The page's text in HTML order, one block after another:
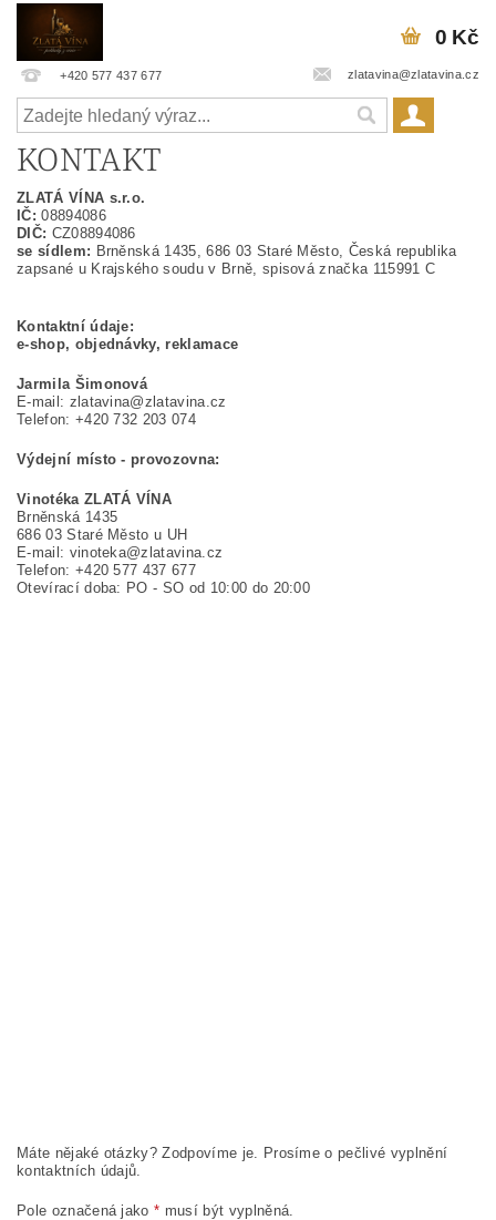
+420 577 437 677 zlatavina@zlatavina.cz
0 Kč
KONTAKT
ZLATÁ VÍNA s.r.o.
IČ: 08894086
DIČ: CZ08894086
se sídlem: Brněnská 1435, 686 03 Staré Město, Česká republika
zapsané u Krajského soudu v Brně, spisová značka 115991 C
Kontaktní údaje:
e-shop, objednávky, reklamace
Jarmila Šimonová
E-mail: zlatavina@zlatavina.cz
Telefon: +420 732 203 074
Výdejní místo - provozovna:
Vinotéka ZLATÁ VÍNA
Brněnská 1435
686 03 Staré Město u UH
E-mail: vinoteka@zlatavina.cz
Telefon: +420 577 437 677
Otevírací doba: PO - SO od 10:00 do 20:00
Máte nějaké otázky? Zodpovíme je. Prosíme o pečlivé vyplnění
kontaktních údajů.
Pole označená jako* musí být vyplněná.